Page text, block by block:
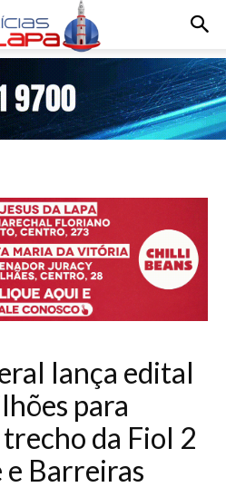
lança edital
para
da Fiol 2
Barreiras